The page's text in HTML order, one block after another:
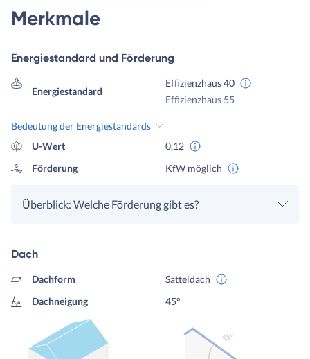
Merkmale
Energiestandard und Förderung
Energiestandard
Effizienzhaus 40
Effizienzhaus 55
Bedeutung der Energiestandards
U-Wert
0,12
Förderung
KfW möglich
Überblick: Welche Förderung gibt es?
Dach
Dachform
Satteldach
Dachneigung
45°
45º